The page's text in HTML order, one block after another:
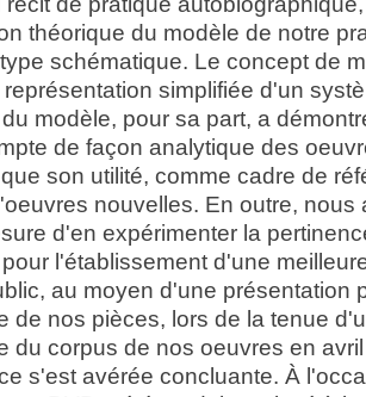
théorique du modèle de notre
schématique. Le concept de
simplifiée d'un
modèle, pour sa part, a
de façon analytique des
son utilité, comme cadre de
nouvelles. En outre, nous
d'en expérimenter la
l'établissement d'une
au moyen d'une présentation
de nos pièces, lors de la tenue
du corpus de nos oeuvres en
s'est avérée concluante. À